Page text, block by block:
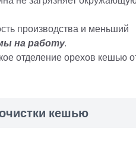
производства и меньший
на работу.
отделение орехов кешью
кешью